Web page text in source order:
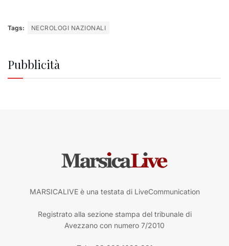
Tags: NECROLOGI NAZIONALI
Pubblicità
MARSICALIVE è una testata di LiveCommunication
Registrato alla sezione stampa del tribunale di
Avezzano con numero 7/2010